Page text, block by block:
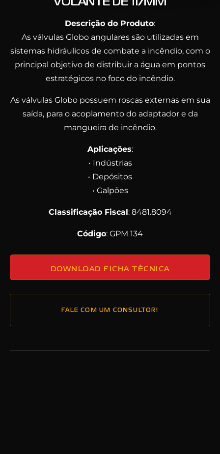
Descrição do Produto:
As válvulas Globo angulares são utilizadas em
sistemas hidráulicos de combate a incêndio, com o
principal objetivo de distribuir a água em pontos
estratégicos no foco do incêndio.
As válvulas Globo possuem roscas externas em sua
saída, para o acoplamento do adaptador e da
mangueira de incêndio.
Aplicações:
• Indústrias
• Depósitos
• Galpões
Classificação Fiscal: 8481.8094
Código: GPM 134
DOWNLOAD FICHA TÉCNICA
FALE COM UM CONSULTOR!